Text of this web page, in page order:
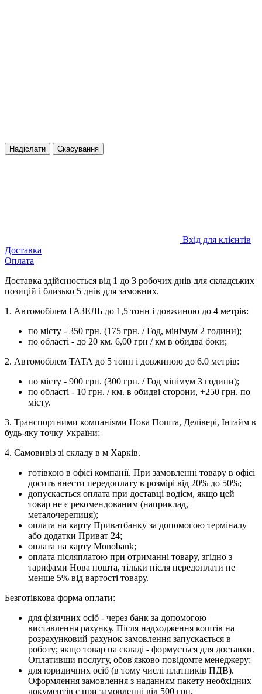
Надіслати Скасування
Вхід для клієнтів
Доставка
Оплата
Доставка здійснюється від 1 до 3 робочих днів для складських
позицій і близько 5 днів для замовних.
1. Автомобілем ГАЗЕЛЬ до 1,5 тонн і довжиною до 4 метрів:
по місту - 350 грн. (175 грн. / Год, мінімум 2 години);
по області - до 20 км. 6,00 грн / км в обидва боки;
2. Автомобілем ТАТА до 5 тонн і довжиною до 6.0 метрів:
по місту - 900 грн. (300 грн. / Год мінімум 3 години);
по області - 10 грн. / км. в обидві сторони, +250 грн. по
місту.
3. Транспортними компаніями Нова Пошта, Делівері, Інтайм в
будь-яку точку України;
4. Самовивіз зі складу в м Харків.
готівкою в офісі компанії. При замовленні товару в офісі
досить внести передоплату в розмірі від 20% до 50%;
допускається оплата при доставці водієм, якщо цей
товар не є рекомендованим (наприклад,
металочерепиця);
оплата на карту Приватбанку за допомогою терміналу
або додатки Приват 24;
оплата на карту Monobank;
оплата післяплатою при отриманні товару, згідно з
тарифами Нова пошта, тільки після передоплати не
менше 5% від вартості товару.
Безготівкова форма оплати:
для фізичних осіб - через банк за допомогою
виставлення рахунку. Після надходження коштів на
розрахунковий рахунок замовлення запускається в
роботу; якщо товар на складі - формується для доставки.
Оплативши послугу, обов'язково повідомте менеджеру;
для юридичних осіб (в тому числі платників ПДВ).
Оформлення замовлення з наданням пакету необхідних
документів є при замовленні від 500 грн.